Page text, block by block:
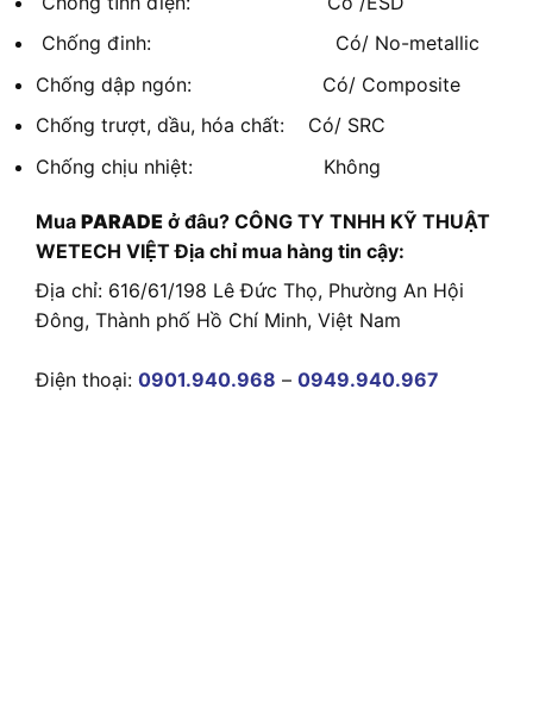
Chống đinh: Có/ No-metallic
Chống dập ngón: Có/ Composite
Chống trượt, dầu, hóa chất: Có/ SRC
Chống chịu nhiệt: Không
Mua PARADE ở đâu? CÔNG TY TNHH KỸ THUẬT
WETECH VIỆT Địa chỉ mua hàng tin cậy:
Địa chỉ: 616/61/198 Lê Đức Thọ, Phường An Hội
Đông, Thành phố Hồ Chí Minh, Việt Nam
Điện thoại: 0901.940.968 – 0949.940.967